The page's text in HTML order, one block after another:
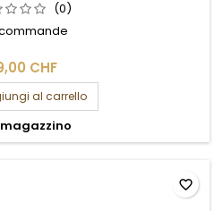
(0)
CHF
al carrello
favorite_border